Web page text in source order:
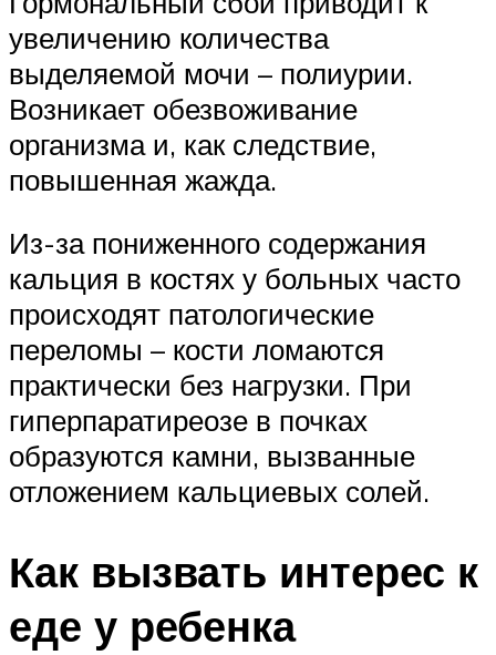
увеличению количества
выделяемой мочи – полиурии.
Возникает обезвоживание
организма и, как следствие,
повышенная жажда.
Из-за пониженного содержания
кальция в костях у больных часто
происходят патологические
переломы – кости ломаются
практически без нагрузки. При
гиперпаратиреозе в почках
образуются камни, вызванные
отложением кальциевых солей.
Как вызвать интерес к
еде у ребенка